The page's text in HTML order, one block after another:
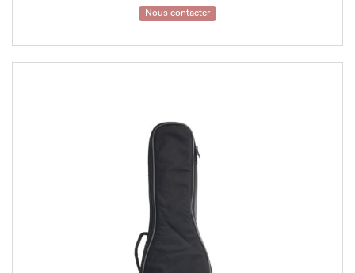
Nous contacter